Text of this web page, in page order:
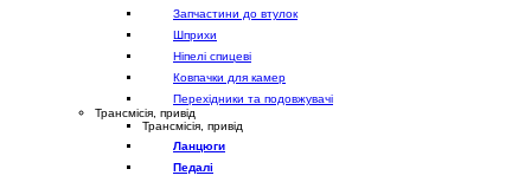
Запчастини до втулок
Шприхи
Ніпелі спицеві
Ковпачки для камер
Перехідники та подовжувачі
Трансмісія, привід
Трансмісія, привід
Ланцюги
Педалі